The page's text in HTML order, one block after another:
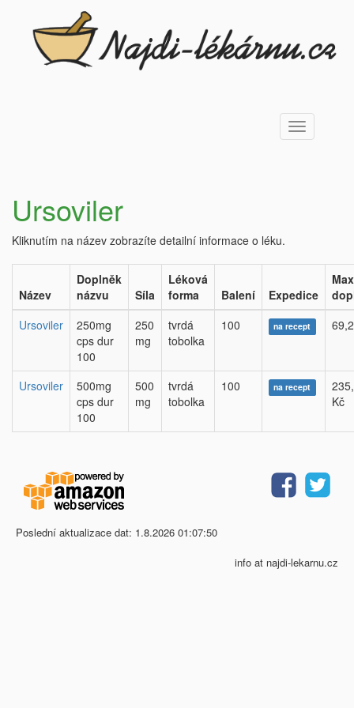
Toggle
navigation
Ursoviler
Kliknutím na název zobrazíte detailní informace o léku.
Název
Doplněk
názvu
Síla
Léková
forma
Balení Expedice
Ursoviler
250mg
cps dur
100
250
mg
tvrdá
tobolka
100 na recept
Ursoviler
500mg
cps dur
100
500
mg
tvrdá
tobolka
100 na recept
Kč
Poslední aktualizace dat: 1.8.2026 01:07:50
info at najdi-lekarnu.cz